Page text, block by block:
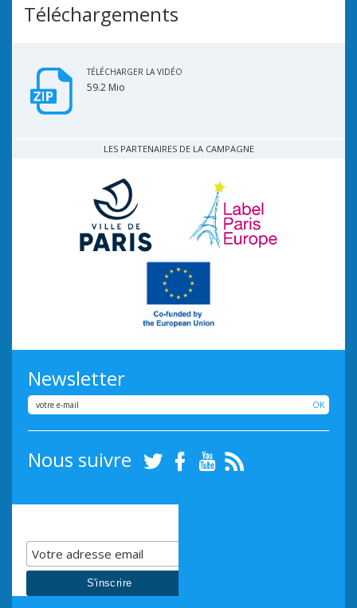
Téléchargements
TÉLÉCHARGER LA VIDÉO
59.2 Mio
LES PARTENAIRES DE LA CAMPAGNE
Newsletter
OK
Nous suivre TwitterFacebookYoutube